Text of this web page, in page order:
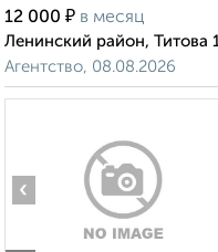
12 000 ₽ в месяц
Ленинский район, Титова
Агентство, 08.08.2026
‹